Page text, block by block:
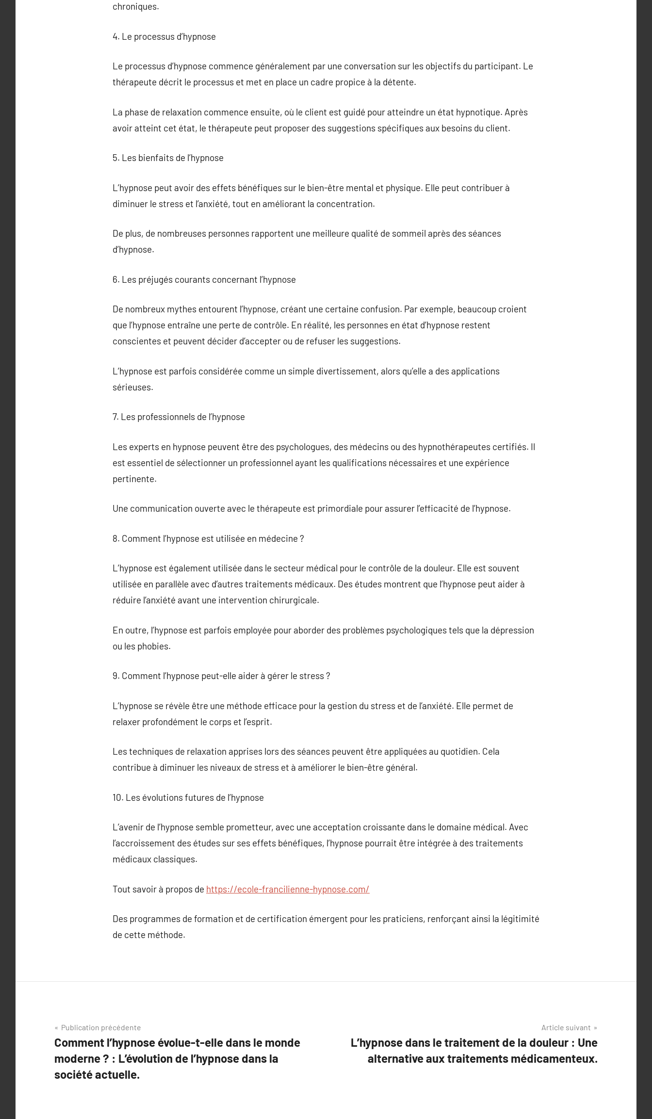
chroniques.
4. Le processus d’hypnose
Le processus d’hypnose commence généralement par une conversation sur les objectifs du participant. Le
thérapeute décrit le processus et met en place un cadre propice à la détente.
La phase de relaxation commence ensuite, où le client est guidé pour atteindre un état hypnotique. Après
avoir atteint cet état, le thérapeute peut proposer des suggestions spécifiques aux besoins du client.
5. Les bienfaits de l’hypnose
L’hypnose peut avoir des effets bénéfiques sur le bien-être mental et physique. Elle peut contribuer à
diminuer le stress et l’anxiété, tout en améliorant la concentration.
De plus, de nombreuses personnes rapportent une meilleure qualité de sommeil après des séances
d’hypnose.
6. Les préjugés courants concernant l’hypnose
De nombreux mythes entourent l’hypnose, créant une certaine confusion. Par exemple, beaucoup croient
que l’hypnose entraîne une perte de contrôle. En réalité, les personnes en état d’hypnose restent
conscientes et peuvent décider d’accepter ou de refuser les suggestions.
L’hypnose est parfois considérée comme un simple divertissement, alors qu’elle a des applications
sérieuses.
7. Les professionnels de l’hypnose
Les experts en hypnose peuvent être des psychologues, des médecins ou des hypnothérapeutes certifiés. Il
est essentiel de sélectionner un professionnel ayant les qualifications nécessaires et une expérience
pertinente.
Une communication ouverte avec le thérapeute est primordiale pour assurer l’efficacité de l’hypnose.
8. Comment l’hypnose est utilisée en médecine ?
L’hypnose est également utilisée dans le secteur médical pour le contrôle de la douleur. Elle est souvent
utilisée en parallèle avec d’autres traitements médicaux. Des études montrent que l’hypnose peut aider à
réduire l’anxiété avant une intervention chirurgicale.
En outre, l’hypnose est parfois employée pour aborder des problèmes psychologiques tels que la dépression
ou les phobies.
9. Comment l’hypnose peut-elle aider à gérer le stress ?
L’hypnose se révèle être une méthode efficace pour la gestion du stress et de l’anxiété. Elle permet de
relaxer profondément le corps et l’esprit.
Les techniques de relaxation apprises lors des séances peuvent être appliquées au quotidien. Cela
contribue à diminuer les niveaux de stress et à améliorer le bien-être général.
10. Les évolutions futures de l’hypnose
L’avenir de l’hypnose semble prometteur, avec une acceptation croissante dans le domaine médical. Avec
l’accroissement des études sur ses effets bénéfiques, l’hypnose pourrait être intégrée à des traitements
médicaux classiques.
Tout savoir à propos de https://ecole-francilienne-hypnose.com/
Des programmes de formation et de certification émergent pour les praticiens, renforçant ainsi la légitimité
de cette méthode.
Navigation
de
l’article
Publication précédente
Comment l’hypnose évolue-t-elle dans le monde
moderne ? : L’évolution de l’hypnose dans la
société actuelle.
Article suivant
L’hypnose dans le traitement de la douleur : Une
alternative aux traitements médicamenteux.